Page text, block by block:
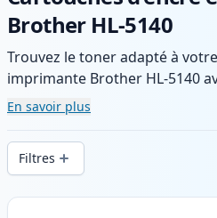
Brother HL-5140
Trouvez le toner adapté à votre
imprimante Brother HL-5140
gamme de cartouches
haute capacité. Profitez d’une
d’impression constante et
rapide depuis un stock local en .
En savoir plus
Filtres
Produits